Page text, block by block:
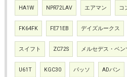
HA1W NPR72LAV エアマン コ
FK64FK FE71EB デイズルークス
スイフト ZC72S メルセデス・ベン
U61T KGC30 パッソ ADバン